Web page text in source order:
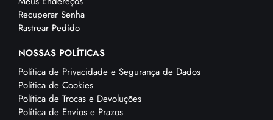
Recuperar Senha
Rastrear Pedido
NOSSAS POLÍTICAS
Política de Privacidade e Segurança de Dados
Política de Cookies
Política de Trocas e Devoluções
Política de Envios e Prazos